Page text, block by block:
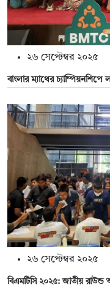
২৬ সেপ্টেম্বর ২০২৫
বাংলার ম্যাথের
২৬ সেপ্টেম্বর ২০২৫
বিএমটিসি ২০২৫: জাতীয় রাউন্ড